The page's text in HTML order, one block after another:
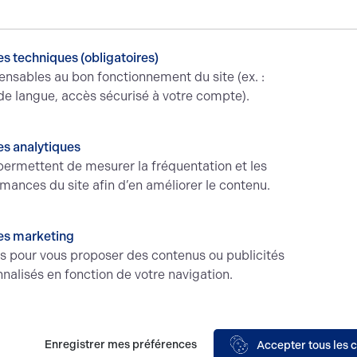
EN IMMOBILIER
de 74 agences et 330 collaborateurs dans toute la France.
de locaux commerciaux, de bureaux, de terrains ou encore de
d'être le premier réseau national en conseil immobilier
techniques (obligatoires)
au bon fonctionnement du site (ex. :
langue, accès sécurisé à votre compte).
analytiques
de mesurer la fréquentation et les
du site afin d’en améliorer le contenu.
marketing
pour vous proposer des contenus ou publicités
en fonction de votre navigation.
Enregistrer mes préférences Accepter tous les